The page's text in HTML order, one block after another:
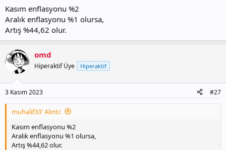
Kasım enflasyonu %2
Aralık enflasyonu %1 olursa,
Artış %44,62 olur.
omd
Hiperaktif Üye Hiperaktif
3 Kasım 2023 #27
muhalif33' Alıntı:
Kasım enflasyonu %2
Aralık enflasyonu %1 olursa,
Artış %44,62 olur.